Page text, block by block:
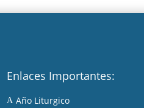
Enlaces Importantes:
A Año Liturgico